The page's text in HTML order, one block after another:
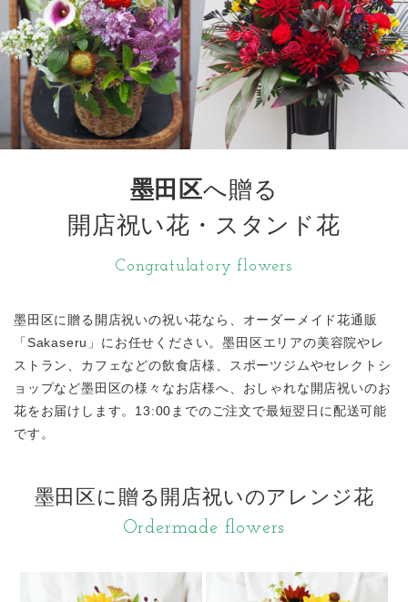
墨田区へ贈る
開店祝い花・スタンド花
Congratulatory flowers
墨田区に贈る開店祝いの祝い花なら、オーダーメイド花通販
「Sakaseru」にお任せください。墨田区エリアの美容院やレ
ストラン、カフェなどの飲食店様、スポーツジムやセレクトシ
ョップなど墨田区の様々なお店様へ、おしゃれな開店祝いのお
花をお届けします。13:00までのご注文で最短翌日に配送可能
です。
墨田区に贈る開店祝いのアレンジ花
Ordermade flowers